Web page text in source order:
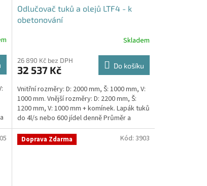
Odlučovač tuků a olejů LTF4 - k
obetonování
Skladem
26 890 Kč bez DPH
32 537 Kč Do košíku
Vnitřní rozměry: D: 2000 mm, Š: 1000 mm, V:
1000 mm. Vnější rozměry: D: 2200 mm, Š:
1200 mm, V: 1000 mm + komínek. Lapák tuků
do 4l/s nebo 600 jídel denně Průměr a
umístění...
Doprava Zdarma Kód: 3903